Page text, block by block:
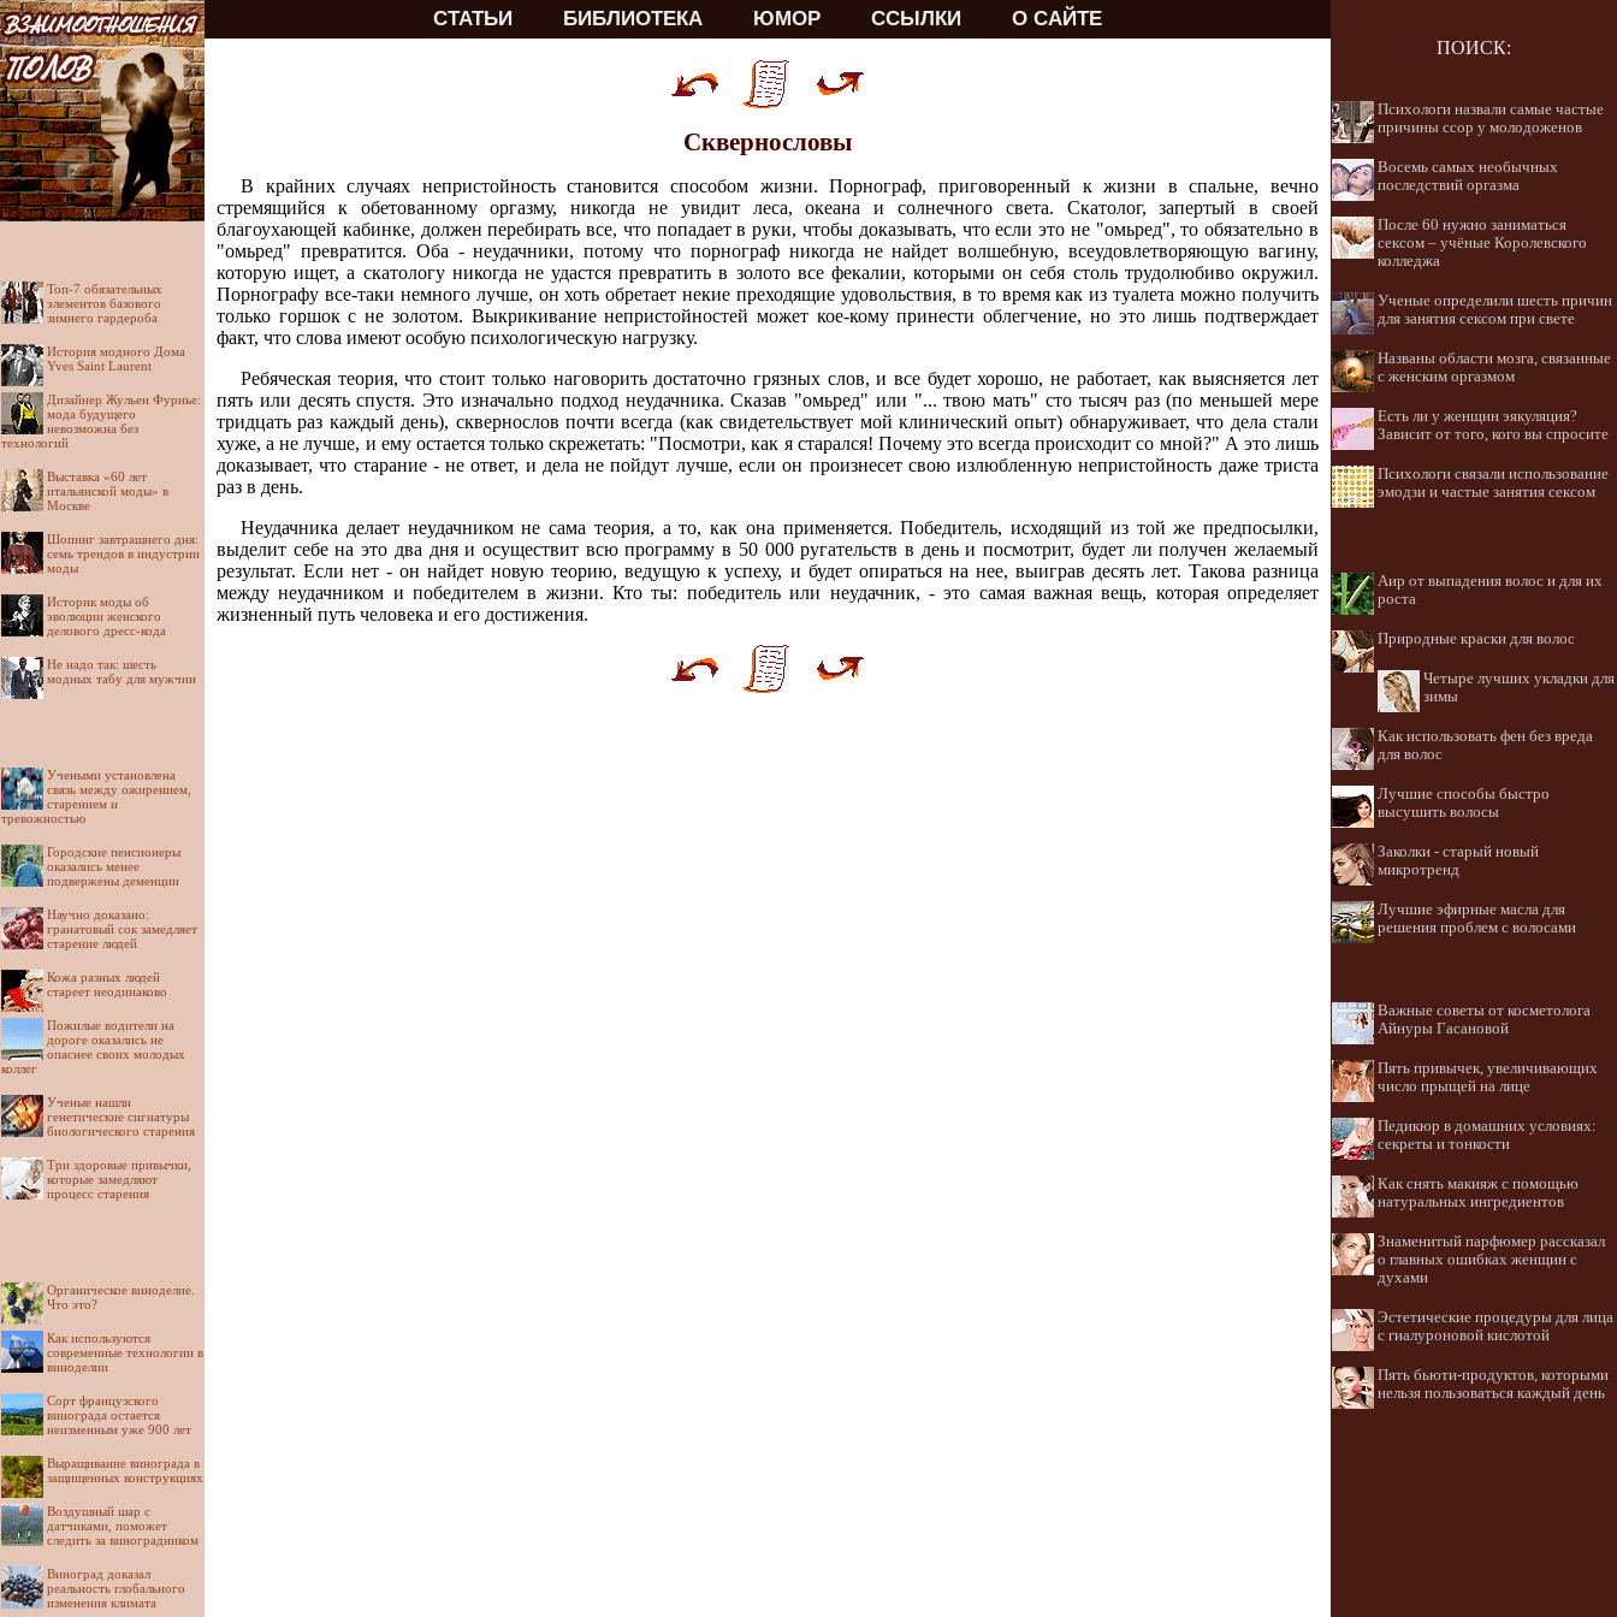
СТАТЬИ БИБЛИОТЕКА ЮМОР ССЫЛКИ О САЙТЕ
Топ-7 обязательных
элементов базового
зимнего гардероба
История модного Дома
Yves Saint Laurent
Дизайнер Жульен Фурнье:
мода будущего
невозможна без
технологий
Выставка «60 лет
итальянской моды» в
Москве
Шопинг завтрашнего дня:
семь трендов в индустрии
моды
Историк моды об
эволюции женского
делового дресс-кода
Не надо так: шесть
модных табу для мужчин
Учеными установлена
связь между ожирением,
старением и
тревожностью
Городские пенсионеры
оказались менее
подвержены деменции
Научно доказано:
гранатовый сок замедляет
старение людей
Кожа разных людей
стареет неодинаково
Пожилые водители на
дороге оказались не
опаснее своих молодых
коллег
Ученые нашли
генетические сигнатуры
биологического старения
Три здоровые привычки,
которые замедляют
процесс старения
Органическое виноделие.
Что это?
Как используются
современные технологии в
виноделии
Сорт французского
винограда остается
неизменным уже 900 лет
Выращивание винограда в
защищенных конструкциях
Воздушный шар с
датчиками, поможет
следить за виноградником
Виноград доказал
реальность глобального
изменения климата
Сквернословы
В крайних случаях непристойность становится способом жизни. Порнограф, приговоренный к жизни в спальне, вечно
стремящийся к обетованному оргазму, никогда не увидит леса, океана и солнечного света. Скатолог, запертый в своей
благоухающей кабинке, должен перебирать все, что попадает в руки, чтобы доказывать, что если это не "омьред", то обязательно в
"омьред" превратится. Оба - неудачники, потому что порнограф никогда не найдет волшебную, всеудовлетворяющую вагину,
которую ищет, а скатологу никогда не удастся превратить в золото все фекалии, которыми он себя столь трудолюбиво окружил.
Порнографу все-таки немного лучше, он хоть обретает некие преходящие удовольствия, в то время как из туалета можно получить
только горшок с не золотом. Выкрикивание непристойностей может кое-кому принести облегчение, но это лишь подтверждает
факт, что слова имеют особую психологическую нагрузку.
Ребяческая теория, что стоит только наговорить достаточно грязных слов, и все будет хорошо, не работает, как выясняется лет
пять или десять спустя. Это изначально подход неудачника. Сказав "омьред" или "... твою мать" сто тысяч раз (по меньшей мере
тридцать раз каждый день), сквернослов почти всегда (как свидетельствует мой клинический опыт) обнаруживает, что дела стали
хуже, а не лучше, и ему остается только скрежетать: "Посмотри, как я старался! Почему это всегда происходит со мной?" А это лишь
доказывает, что старание - не ответ, и дела не пойдут лучше, если он произнесет свою излюбленную непристойность даже триста
раз в день.
Неудачника делает неудачником не сама теория, а то, как она применяется. Победитель, исходящий из той же предпосылки,
выделит себе на это два дня и осуществит всю программу в 50 000 ругательств в день и посмотрит, будет ли получен желаемый
результат. Если нет - он найдет новую теорию, ведущую к успеху, и будет опираться на нее, выиграв десять лет. Такова разница
между неудачником и победителем в жизни. Кто ты: победитель или неудачник, - это самая важная вещь, которая определяет
жизненный путь человека и его достижения.
ПОИСК:
Психологи назвали самые частые
причины ссор у молодоженов
Восемь самых необычных
последствий оргазма
После 60 нужно заниматься
сексом – учёные Королевского
колледжа
Ученые определили шесть причин
для занятия сексом при свете
Названы области мозга, связанные
с женским оргазмом
Есть ли у женщин эякуляция?
Зависит от того, кого вы спросите
Психологи связали использование
эмодзи и частые занятия сексом
Аир от выпадения волос и для их
роста
Природные краски для волос
Четыре лучших укладки для
зимы
Как использовать фен без вреда
для волос
Лучшие способы быстро
высушить волосы
Заколки - старый новый
микротренд
Лучшие эфирные масла для
решения проблем с волосами
Важные советы от косметолога
Айнуры Гасановой
Пять привычек, увеличивающих
число прыщей на лице
Педикюр в домашних условиях:
секреты и тонкости
Как снять макияж с помощью
натуральных ингредиентов
Знаменитый парфюмер рассказал
о главных ошибках женщин с
духами
Эстетические процедуры для лица
с гиалуроновой кислотой
Пять бьюти-продуктов, которыми
нельзя пользоваться каждый день